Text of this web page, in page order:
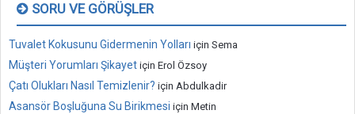
SORU VE GÖRÜŞLER
Tuvalet Kokusunu Gidermenin Yolları için Sema
Müşteri Yorumları Şikayet için Erol Özsoy
Çatı Olukları Nasıl Temizlenir? için Abdulkadir
Asansör Boşluğuna Su Birikmesi için Metin